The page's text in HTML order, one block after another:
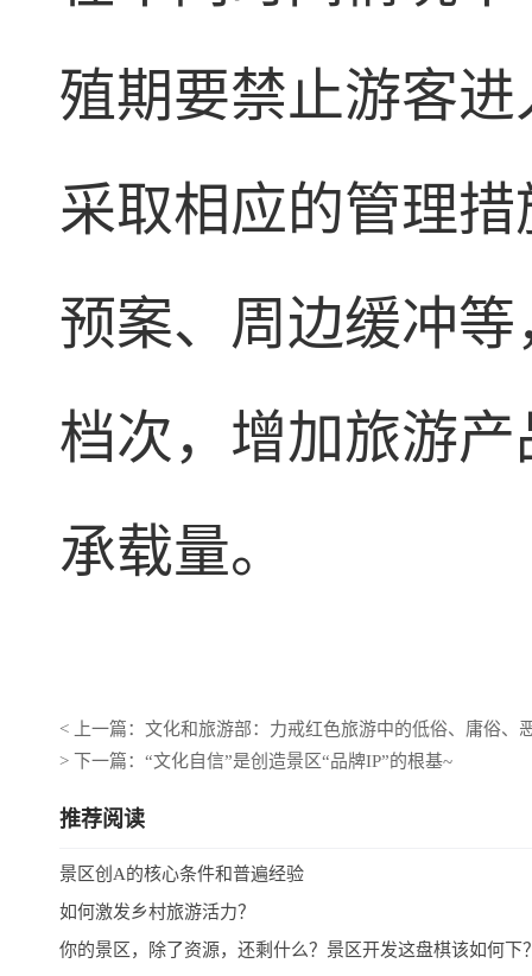
殖期要禁止游客
采取相应的管理
预案、周边缓冲
档次，增加旅游
承载量。
< 上一篇：文化和旅游部：力戒红色旅游中的低俗、庸俗、
> 下一篇：“文化自信”是创造景区“品牌IP”的根基~
推荐阅读
景区创A的核心条件和普遍经验
如何激发乡村旅游活力？
你的景区，除了资源，还剩什么？景区开发这盘棋该如何下